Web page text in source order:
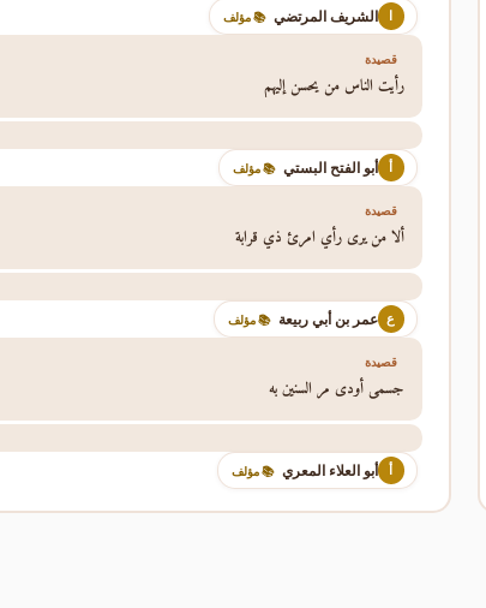
ا الشريف المرتضي 📚 مؤلف
قصيدة
رأيت الناس من يحسن إليهم
أ أبو الفتح البستي 📚 مؤلف
قصيدة
ألا من يرى رأي امرئ ذي قرابة
ع عمر بن أبي ربيعة 📚 مؤلف
قصيدة
جسمي أودى مر السنين به
أ أبو العلاء المعري 📚 مؤلف